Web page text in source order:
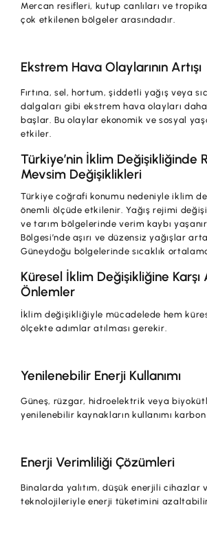
Mercan resifleri, kutup canlıları ve
çok etkilenen bölgeler arasındadır.
Ekstrem Hava Olaylarının Artışı
Fırtına, sel, hortum, şiddetli yağış veya
dalgaları gibi ekstrem hava olayları
başlar. Bu olaylar ekonomik ve sosyal
etkiler.
Türkiye’nin İklim Değişikliğinde
Mevsim Değişiklikleri
Türkiye coğrafi konumu nedeniyle iklim
önemli ölçüde etkilenir. Yağış rejimi
ve tarım bölgelerinde verim kaybı
Bölgesi’nde aşırı ve düzensiz yağışlar
Güneydoğu bölgelerinde sıcaklık
Küresel İklim Değişikliğine Karşı
Önlemler
İklim değişikliğiyle mücadelede hem
ölçekte adımlar atılması gerekir.
Yenilenebilir Enerji Kullanımı
Güneş, rüzgar, hidroelektrik veya
yenilenebilir kaynakların kullanımı karbon
Enerji Verimliliği Çözümleri
Binalarda yalıtım, düşük enerjili cihazlar
teknolojileriyle enerji tüketimini